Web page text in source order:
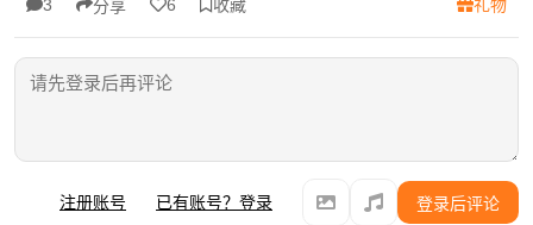
3 分享 6
注册账号 已有账号？登录 登录后评论